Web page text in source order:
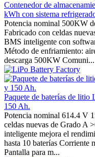
Contenedor de
kWh con sistema
Potencia nominal 500KW
Fabricado con celdas
BMS inteligente con
Método de enfriamiento:
descarga 500KW Comuni...
Paquete de baterías de
150 Ah.
Potencia nominal 614.4 V
celdas nuevas de Grado A
inteligente mejora el
hasta 10 baterías Corriente
Pantalla para m...